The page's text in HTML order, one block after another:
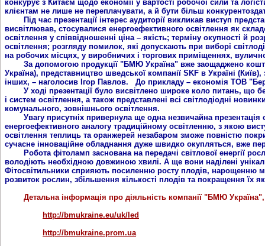
конкурує з Китаєм щодо економії у вартості робочої сили та
клієнтам не лише не переплачувати, а й бути більш
Під час презентації інтерес аудиторії викликав виступ
висвітлював, стосувалися енергоефективного освітлення як
освітлення у співвідношенні ціна – якість; терміну окупності й
освітлення; розгляду помилок, які допускають при виборі
на робочих місцях, у виробничих і торгових приміщеннях,
За допомогою продукції "БМЮ Україна" вже заощаджено
Україна), представництво шведської компанії SKF в Україні
інших, – наголосив Ігор Павлов. До прикладу – економія ТОВ
У ході презентації було висвітлено широке коло питань, що
і систем освітлення, а також представлені всі світлодіодні
комунального, зовнішнього освітлення.
Увагу присутніх привернула ще одна незвичайна презентація
енергоефективного аналогу традиційному освітленню, з якою
освітлення теплиць та оранжерей незабаром зможе повністю
сучасне інноваційне обладнання дуже швидко окупляться, вже
Робота фітоламп заснована на передачі світлової енергії
володіють необхідною довжиною хвилі. А ще вони наділені
Фітосвітильники сприяють посиленню росту плодів, нарощенню
розвиток рослин, збільшення кількості плодів та покращення їх
Детальна інформація про діяльність компанії "БМЮ
http://bmukraine.eu/uk/led
http://bmukraine.prom.ua